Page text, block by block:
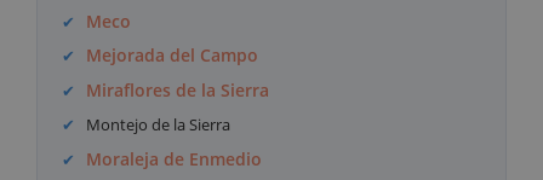
Meco
Mejorada del Campo
Miraflores de la Sierra
Montejo de la Sierra
Moraleja de Enmedio